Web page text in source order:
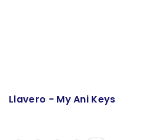
Llavero - My Ani Keys